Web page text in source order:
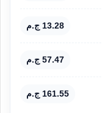
13.28 ج.م
57.47 ج.م
161.55 ج.م